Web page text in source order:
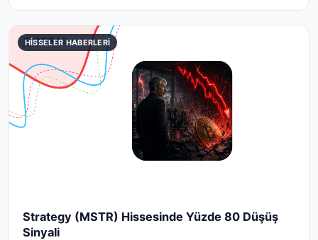
HISSELER HABERLERI
Strategy (MSTR) Hissesinde Yüzde 80 Düşüş
Sinyali